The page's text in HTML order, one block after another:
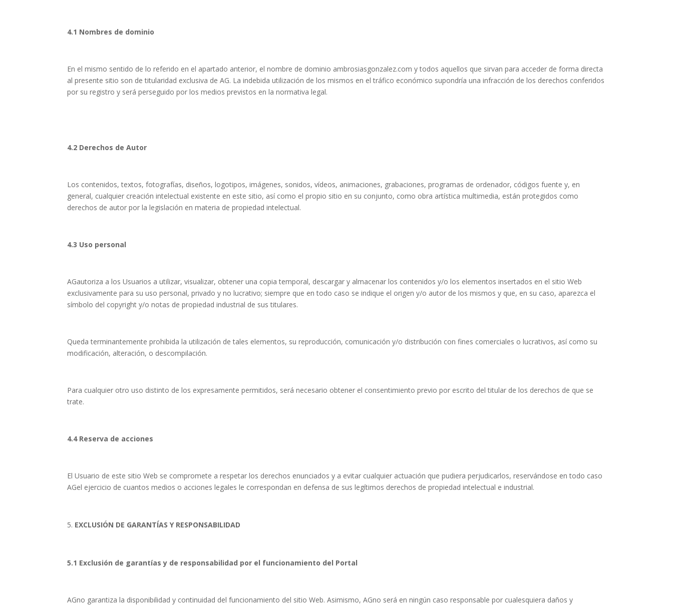
4.1 Nombres de dominio
En el mismo sentido de lo referido en el apartado anterior, el nombre de dominio ambrosiasgonzalez.com y todos aquellos que sirvan para acceder de forma directa
al presente sitio son de titularidad exclusiva de AG. La indebida utilización de los mismos en el tráfico económico supondría una infracción de los derechos conferidos
por su registro y será perseguido por los medios previstos en la normativa legal.
4.2 Derechos de Autor
Los contenidos, textos, fotografías, diseños, logotipos, imágenes, sonidos, vídeos, animaciones, grabaciones, programas de ordenador, códigos fuente y, en
general, cualquier creación intelectual existente en este sitio, así como el propio sitio en su conjunto, como obra artística multimedia, están protegidos como
derechos de autor por la legislación en materia de propiedad intelectual.
4.3 Uso personal
AGautoriza a los Usuarios a utilizar, visualizar, obtener una copia temporal, descargar y almacenar los contenidos y/o los elementos insertados en el sitio Web
exclusivamente para su uso personal, privado y no lucrativo; siempre que en todo caso se indique el origen y/o autor de los mismos y que, en su caso, aparezca el
símbolo del copyright y/o notas de propiedad industrial de sus titulares.
Queda terminantemente prohibida la utilización de tales elementos, su reproducción, comunicación y/o distribución con fines comerciales o lucrativos, así como su
modificación, alteración, o descompilación.
Para cualquier otro uso distinto de los expresamente permitidos, será necesario obtener el consentimiento previo por escrito del titular de los derechos de que se
trate.
4.4 Reserva de acciones
El Usuario de este sitio Web se compromete a respetar los derechos enunciados y a evitar cualquier actuación que pudiera perjudicarlos, reservándose en todo caso
AGel ejercicio de cuantos medios o acciones legales le correspondan en defensa de sus legítimos derechos de propiedad intelectual e industrial.
EXCLUSIÓN DE GARANTÍAS Y RESPONSABILIDAD
5.1 Exclusión de garantías y de responsabilidad por el funcionamiento del Portal
AGno garantiza la disponibilidad y continuidad del funcionamiento del sitio Web. Asimismo, AGno será en ningún caso responsable por cualesquiera daños y